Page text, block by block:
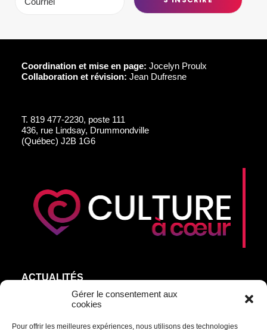
Gérer le consentement aux
cookies
Pour offrir les meilleures expériences, nous utilisons des technologies
Coordination et mise en page: Jocelyn Proulx
Collaboration et révision: Jean Dufresne
T. 819 477-2230, poste 111
436, rue Lindsay, Drummondville
(Québec) J2B 1G6
ACTUALITÉS
AGEND’ART
NOS ARTISTES
ÉDITIONS